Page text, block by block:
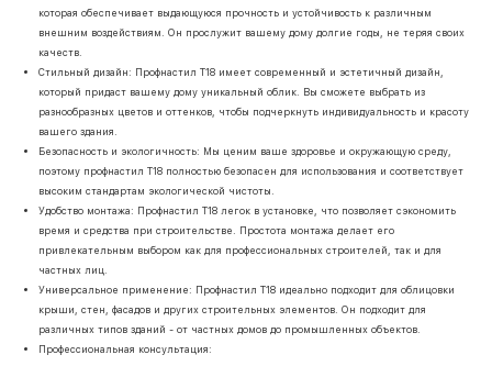
которая обеспечивает выдающуюся прочность и устойчивость к различным
внешним воздействиям. Он прослужит вашему дому долгие годы, не теряя своих
качеств.
Стильный дизайн: Профнастил Т18 имеет современный и эстетичный дизайн,
который придаст вашему дому уникальный облик. Вы сможете выбрать из
разнообразных цветов и оттенков, чтобы подчеркнуть индивидуальность и красоту
вашего здания.
Безопасность и экологичность: Мы ценим ваше здоровье и окружающую среду,
поэтому профнастил Т18 полностью безопасен для использования и соответствует
высоким стандартам экологической чистоты.
Удобство монтажа: Профнастил Т18 легок в установке, что позволяет сэкономить
время и средства при строительстве. Простота монтажа делает его
привлекательным выбором как для профессиональных строителей, так и для
частных лиц.
Универсальное применение: Профнастил Т18 идеально подходит для облицовки
крыши, стен, фасадов и других строительных элементов. Он подходит для
различных типов зданий - от частных домов до промышленных объектов.
Профессиональная консультация: